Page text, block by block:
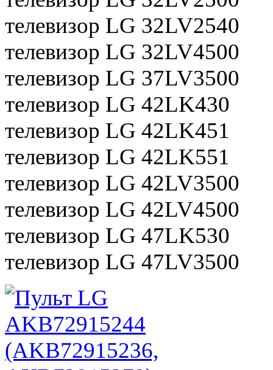
телевизор LG 32LV2540
телевизор LG 32LV4500
телевизор LG 37LV3500
телевизор LG 42LK430
телевизор LG 42LK451
телевизор LG 42LK551
телевизор LG 42LV3500
телевизор LG 42LV4500
телевизор LG 47LK530
телевизор LG 47LV3500